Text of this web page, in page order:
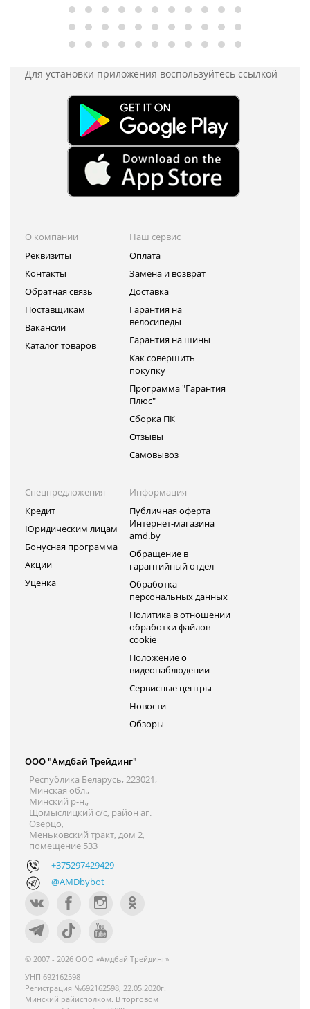
Для установки приложения воспользуйтесь ссылкой
О компании
Реквизиты
Контакты
Обратная связь
Поставщикам
Вакансии
Каталог товаров
Наш сервис
Оплата
Замена и возврат
Доставка
Гарантия на
велосипеды
Гарантия на шины
Как совершить
покупку
Программа "Гарантия
Плюс"
Сборка ПК
Отзывы
Самовывоз
Спецпредложения
Кредит
Юридическим лицам
Бонусная программа
Акции
Уценка
Информация
Публичная оферта
Интернет-магазина
amd.by
Обращение в
гарантийный отдел
Обработка
персональных данных
Политика в отношении
обработки файлов
cookie
Положение о
видеонаблюдении
Сервисные центры
Новости
Обзоры
ООО "Амдбай Трейдинг"
Республика Беларусь, 223021,
Минская обл.,
Минский р-н.,
Щомыслицкий с/с, район аг.
Озерцо,
Меньковский тракт, дом 2,
помещение 533
+375297429429
@AMDbybot
© 2007 - 2026 ООО «Амдбай Трейдинг»
УНП 692162598
Регистрация №692162598, 22.05.2020г.
Минский райисполком. В торговом